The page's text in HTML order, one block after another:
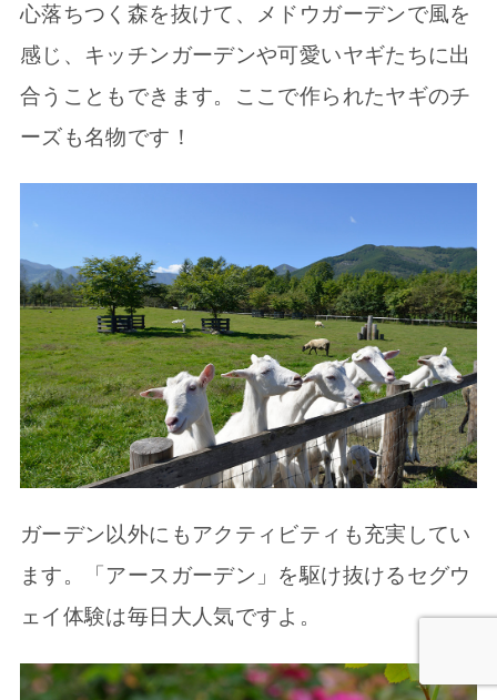
心落ちつく森を抜けて、メドウガーデンで風を
感じ、キッチンガーデンや可愛いヤギたちに出
合うこともできます。ここで作られたヤギのチ
ーズも名物です！
ガーデン以外にもアクティビティも充実してい
ます。「アースガーデン」を駆け抜けるセグウ
ェイ体験は毎日大人気ですよ。